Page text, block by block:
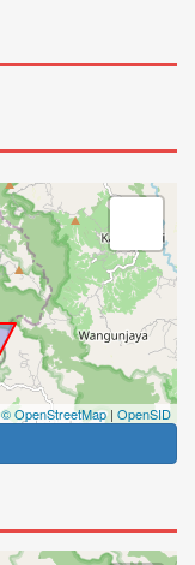
© OpenStreetMap| OpenSID